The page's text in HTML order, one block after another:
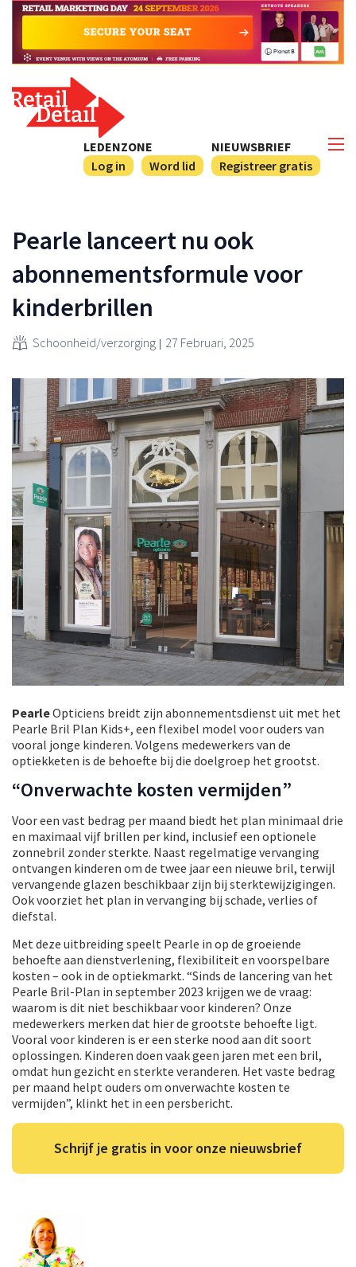
NIEUWSBRIEF
Registreer gratis
LEDENZONE
Log in
Word lid
Pearle lanceert nu ook
abonnementsformule voor
kinderbrillen
Schoonheid/verzorging 27 Februari, 2025
PearleOpticiens breidt zijn abonnementsdienst uit met het
Pearle Bril Plan Kids+, een flexibel model voor ouders van
vooral jonge kinderen. Volgens medewerkers van de
optiekketen is de behoefte bij die doelgroep het grootst.
“Onverwachte kosten vermijden”
Voor een vast bedrag per maand biedt het plan minimaal drie
en maximaal vijf brillen per kind, inclusief een optionele
zonnebril zonder sterkte. Naast regelmatige vervanging
ontvangen kinderen om de twee jaar een nieuwe bril, terwijl
vervangende glazen beschikbaar zijn bij sterktewijzigingen.
Ook voorziet het plan in vervanging bij schade, verlies of
diefstal.
Met deze uitbreiding speelt Pearle in op de groeiende
behoefte aan dienstverlening, flexibiliteit en voorspelbare
kosten – ook in de optiekmarkt. “Sinds de lancering van het
Pearle Bril-Plan in september 2023 krijgen we de vraag:
waarom is dit niet beschikbaar voor kinderen? Onze
medewerkers merken dat hier de grootste behoefte ligt.
Vooral voor kinderen is er een sterke nood aan dit soort
oplossingen. Kinderen doen vaak geen jaren met een bril,
omdat hun gezicht en sterkte veranderen. Het vaste bedrag
per maand helpt ouders om onverwachte kosten te
vermijden”, klinkt het in een persbericht.
Schrijf je gratis in voor onze nieuwsbrief